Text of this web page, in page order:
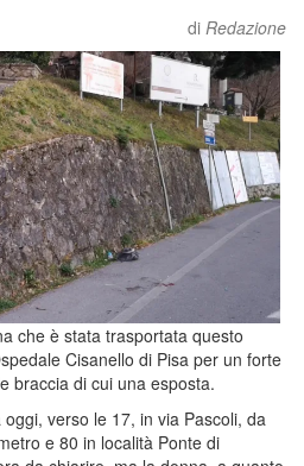
di Redazione
che è stata trasportata questo
Cisanello di Pisa per un forte
braccia di cui una esposta.
verso le 17, in via Pascoli, da
e 80 in località Ponte di